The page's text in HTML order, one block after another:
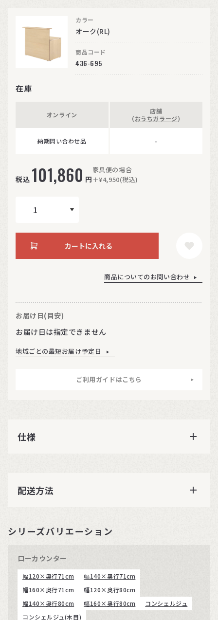
カラー
オーク(RL)
商品コード
436-695
在庫
オンライン
納期問い合わせ品
店舗
（おうちガラージ）
-
税込 101,860 円
家具便の場合
＋¥4,950(税込)
カートに入れる
商品についてのお問い合わせ
お届け日(目安)
お届け日は指定できません
地域ごとの最短お届け予定日
ご利用ガイドはこちら
仕様
配送方法
シリーズバリエーション
ローカウンター
幅120×奥行71cm
幅140×奥行71cm
幅160×奥行71cm
幅120×奥行80cm
幅140×奥行80cm
幅160×奥行80cm
コンシェルジュ
コンシェルジュ(木目)